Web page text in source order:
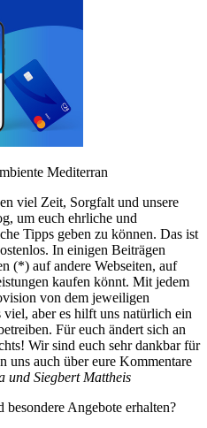
Mediterran
viel Zeit, Sorgfalt und unsere
um euch ehrliche und
Tipps geben zu können. Das ist
In einigen Beiträgen
(*) auf andere Webseiten, auf
kaufen könnt. Mit jedem
von dem jeweiligen
aber es hilft uns natürlich ein
Für euch ändert sich an
Wir sind euch sehr dankbar für
uns auch über eure Kommentare
und Siegbert Mattheis
Angebote erhalten?